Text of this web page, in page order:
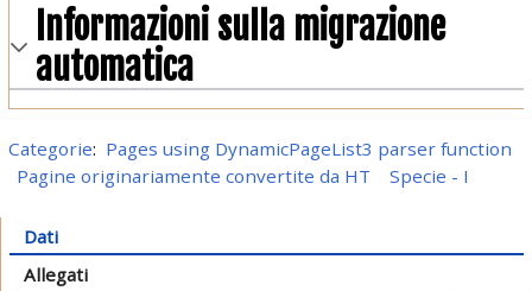
Informazioni sulla migrazione
automatica
Categorie: Pages using DynamicPageList3 parser function
Pagine originariamente convertite da HT
Specie - I
Dati
Allegati